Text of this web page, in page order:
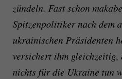
zündeln. Fast schon
Spitzenpolitiker nach dem
ukrainischen Präsidenten
versichert ihm gleichzeitig,
nichts für die Ukraine tun